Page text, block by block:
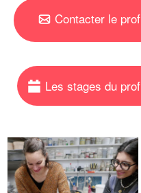
Contacter le prof